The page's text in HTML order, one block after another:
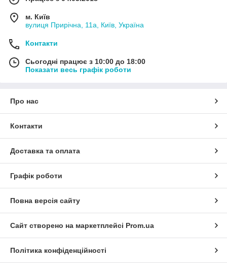
м. Київ
вулиця Прирічна, 11а, Київ, Україна
Контакти
Сьогодні працює з 10:00 до 18:00
Показати весь графік роботи
Про нас
Контакти
Доставка та оплата
Графік роботи
Повна версія сайту
Сайт створено на маркетплейсі Prom.ua
Політика конфіденційності